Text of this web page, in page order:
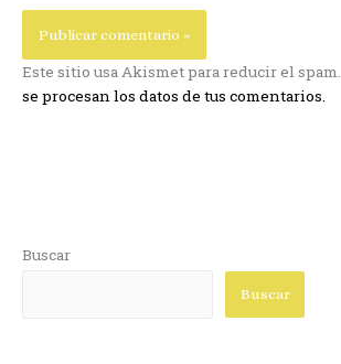
Este sitio usa Akismet para reducir el spam.
se procesan los datos de tus comentarios.
Buscar
Buscar